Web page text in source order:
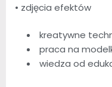
• zdjęcia efektów
kreatywne
praca na
wiedza od